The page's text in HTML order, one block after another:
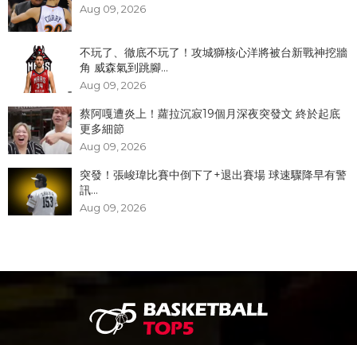
Aug 09, 2026
不玩了、徹底不玩了！攻城獅核心洋將被台新戰神挖牆
角 威森氣到跳腳...
Aug 09, 2026
蔡阿嘎遭炎上！蘿拉沉寂19個月深夜突發文 終於起底
更多細節
Aug 09, 2026
突發！張峻瑋比賽中倒下了+退出賽場 球速驟降早有警
訊...
Aug 09, 2026